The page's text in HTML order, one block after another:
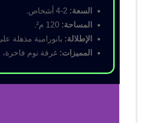
السعة:
المساحة:
الإطلالة: بانورامية مذهلة
المميزات: غرفة نوم فاخرة،